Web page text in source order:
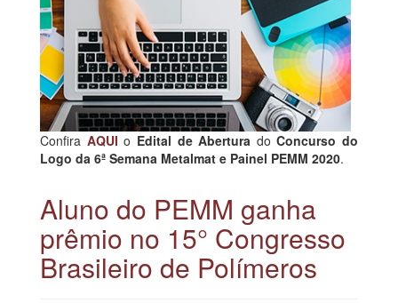
Confira AQUI o Edital de Abertura doConcurso do
Logo da 6ª Semana Metalmat e Painel PEMM 2020.
Aluno do PEMM ganha
prêmio no 15° Congresso
Brasileiro de Polímeros